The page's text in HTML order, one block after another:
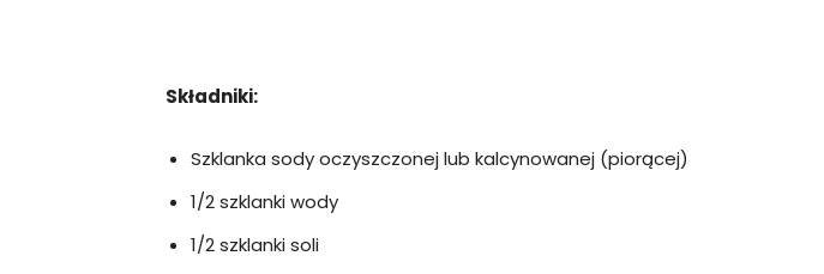
Składniki:
Szklanka sody oczyszczonej lub kalcynowanej (piorącej)
1/2 szklanki wody
1/2 szklanki soli